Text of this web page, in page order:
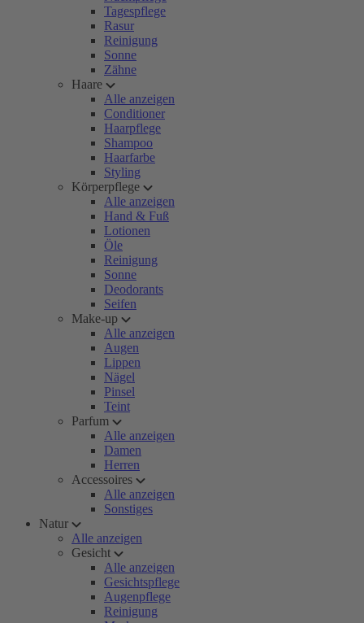
Tagespflege
Rasur
Reinigung
Sonne
Zähne
Haare
Alle anzeigen
Conditioner
Haarpflege
Shampoo
Haarfarbe
Styling
Körperpflege
Alle anzeigen
Hand & Fuß
Lotionen
Öle
Reinigung
Sonne
Deodorants
Seifen
Make-up
Alle anzeigen
Augen
Lippen
Nägel
Pinsel
Teint
Parfum
Alle anzeigen
Damen
Herren
Accessoires
Alle anzeigen
Sonstiges
Natur
Alle anzeigen
Gesicht
Alle anzeigen
Gesichtspflege
Augenpflege
Reinigung